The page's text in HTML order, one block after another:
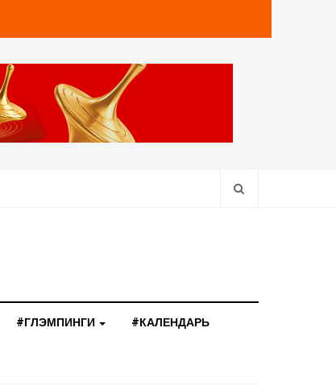
#ГЛЭМПИНГИ #КАЛЕНДАРЬ